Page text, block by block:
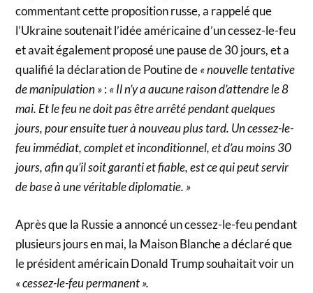
commentant cette proposition russe, a rappelé que
l’Ukraine soutenait l’idée américaine d’un cessez-le-feu
et avait également proposé une pause de 30 jours, et a
qualifié la déclaration de Poutine de« nouvelle tentative
de manipulation »:« Il n’y a aucune raison d’attendre le 8
mai. Et le feu ne doit pas être arrêté pendant quelques
jours, pour ensuite tuer à nouveau plus tard. Un cessez-le-
feu immédiat, complet et inconditionnel, et d’au moins 30
jours, afin qu’il soit garanti et fiable, est ce qui peut servir
de base à une véritable diplomatie. »
Après que la Russie a annoncé un cessez-le-feu pendant
plusieurs jours en mai, la Maison Blanche a déclaré que
le président américain Donald Trump souhaitait voir un
« cessez-le-feu permanent ».